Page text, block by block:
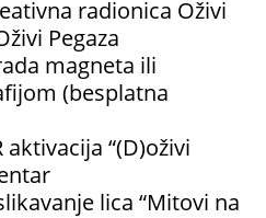
radionica Oživi
Pegaza
magneta ili
(besplatna
aktivacija “(D)oživi
lica “Mitovi na